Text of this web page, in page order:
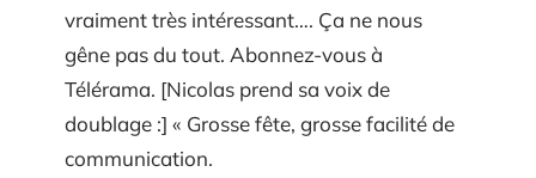
vraiment très intéressant…. Ça ne nous
gêne pas du tout. Abonnez-vous à
Télérama. [Nicolas prend sa voix de
doublage :] « Grosse fête, grosse facilité de
communication.